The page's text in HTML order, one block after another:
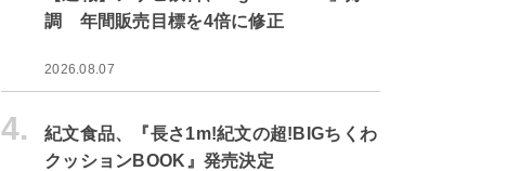
調 年間販売目標を4倍に修正
2026.08.07
4.
紀文食品、『長さ1m!紀文の超!BIGちくわ
クッションBOOK』発売決定